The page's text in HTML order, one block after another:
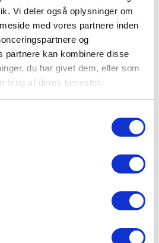
Vi deler også oplysninger om
med vores partnere inden
og
partnere kan kombinere disse
du har givet dem, eller som
brug af deres tjenester.